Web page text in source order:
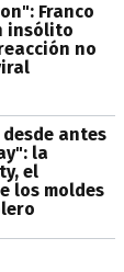
Franco
insólito
no
antes
la
el
los moldes